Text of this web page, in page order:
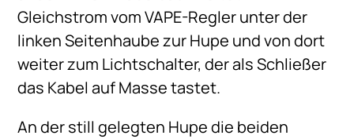
Gleichstrom vom VAPE-Regler unter der
linken Seitenhaube zur Hupe und von dort
weiter zum Lichtschalter, der als Schließer
das Kabel auf Masse tastet.
An der still gelegten Hupe die beiden